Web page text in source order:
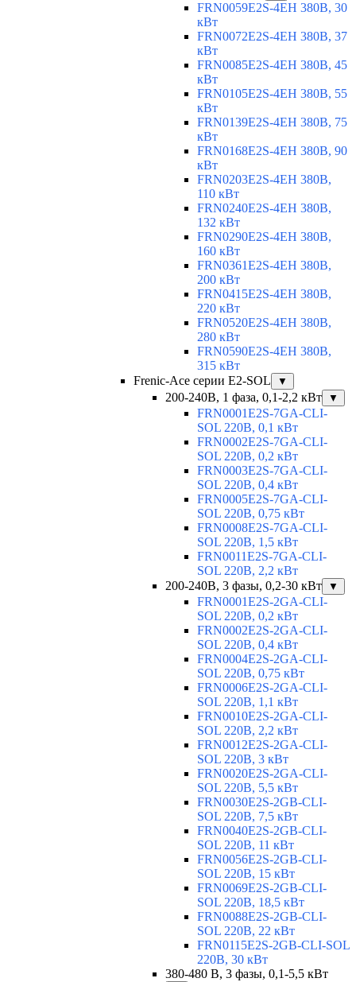
FRN0059E2S-4EH 380В, 30
кВт
FRN0072E2S-4EH 380В, 37
кВт
FRN0085E2S-4EH 380В, 45
кВт
FRN0105E2S-4EH 380В, 55
кВт
FRN0139E2S-4EH 380В, 75
кВт
FRN0168E2S-4EH 380В, 90
кВт
FRN0203E2S-4EH 380В,
110 кВт
FRN0240E2S-4EH 380В,
132 кВт
FRN0290E2S-4EH 380В,
160 кВт
FRN0361E2S-4EH 380В,
200 кВт
FRN0415E2S-4EH 380В,
220 кВт
FRN0520E2S-4EH 380В,
280 кВт
FRN0590E2S-4EH 380В,
315 кВт
Frenic-Ace серии E2-SOL
▼
200-240В, 1 фаза, 0,1-2,2 кВт ▼
FRN0001E2S-7GA-CLI-
SOL 220В, 0,1 кВт
FRN0002E2S-7GA-CLI-
SOL 220В, 0,2 кВт
FRN0003E2S-7GA-CLI-
SOL 220В, 0,4 кВт
FRN0005E2S-7GA-CLI-
SOL 220В, 0,75 кВт
FRN0008E2S-7GA-CLI-
SOL 220В, 1,5 кВт
FRN0011E2S-7GA-CLI-
SOL 220В, 2,2 кВт
200-240В, 3 фазы, 0,2-30 кВт
▼
FRN0001E2S-2GA-CLI-
SOL 220В, 0,2 кВт
FRN0002E2S-2GA-CLI-
SOL 220В, 0,4 кВт
FRN0004E2S-2GA-CLI-
SOL 220В, 0,75 кВт
FRN0006E2S-2GA-CLI-
SOL 220В, 1,1 кВт
FRN0010E2S-2GA-CLI-
SOL 220В, 2,2 кВт
FRN0012E2S-2GA-CLI-
SOL 220В, 3 кВт
FRN0020E2S-2GA-CLI-
SOL 220В, 5,5 кВт
FRN0030E2S-2GB-CLI-
SOL 220В, 7,5 кВт
FRN0040E2S-2GB-CLI-
SOL 220В, 11 кВт
FRN0056E2S-2GB-CLI-
SOL 220В, 15 кВт
FRN0069E2S-2GB-CLI-
SOL 220В, 18,5 кВт
FRN0088E2S-2GB-CLI-
SOL 220В, 22 кВт
FRN0115E2S-2GB-CLI-SOL
220В, 30 кВт
380-480 В, 3 фазы, 0,1-5,5 кВт